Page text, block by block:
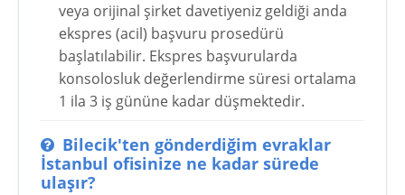
veya orijinal şirket davetiyeniz geldiği anda
ekspres (acil) başvuru prosedürü
başlatılabilir. Ekspres başvurularda
konsolosluk değerlendirme süresi ortalama
1 ila 3 iş gününe kadar düşmektedir.
Bilecik'ten gönderdiğim evraklar
İstanbul ofisinize ne kadar sürede
ulaşır?